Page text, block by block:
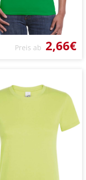
Preis ab 2,66€